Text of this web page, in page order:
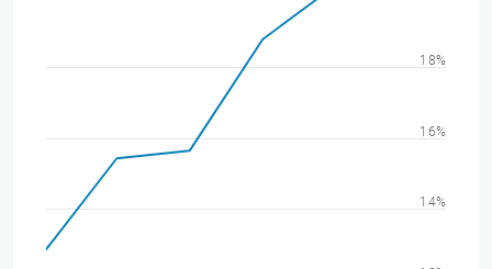
14%
16%
18%